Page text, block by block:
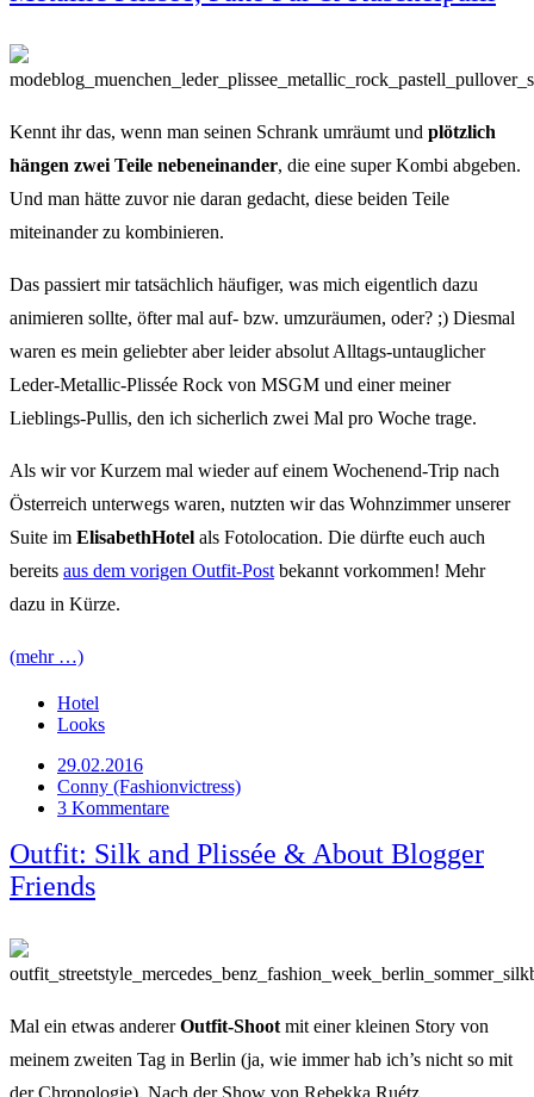
Kennt ihr das, wenn man seinen Schrank umräumt und plötzlich
hängen zwei Teile nebeneinander, die eine super Kombi abgeben.
Und man hätte zuvor nie daran gedacht, diese beiden Teile
miteinander zu kombinieren.
Das passiert mir tatsächlich häufiger, was mich eigentlich dazu
animieren sollte, öfter mal auf- bzw. umzuräumen, oder? ;) Diesmal
waren es mein geliebter aber leider absolut Alltags-untauglicher
Leder-Metallic-Plissée Rock von MSGM und einer meiner
Lieblings-Pullis, den ich sicherlich zwei Mal pro Woche trage.
Als wir vor Kurzem mal wieder auf einem Wochenend-Trip nach
Österreich unterwegs waren, nutzten wir das Wohnzimmer unserer
Suite im ElisabethHotel als Fotolocation. Die dürfte euch auch
bereits aus dem vorigen Outfit-Post bekannt vorkommen! Mehr
dazu in Kürze.
(mehr …)
Hotel
Looks
29.02.2016
Conny (Fashionvictress)
3 Kommentare
Outfit: Silk and Plissée & About Blogger
Friends
Mal ein etwas andererOutfit-Shoot mit einer kleinen Story von
meinem zweiten Tag in Berlin (ja, wie immer hab ich’s nicht so mit
der Chronologie). Nach der Show von Rebekka Ruétz